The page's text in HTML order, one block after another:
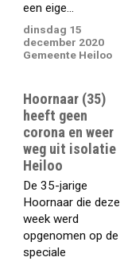
een eige...
dinsdag 15
december 2020
Gemeente Heiloo
Hoornaar (35)
heeft geen
corona en weer
weg uit isolatie
Heiloo
De 35-jarige
Hoornaar die deze
week werd
opgenomen op de
speciale